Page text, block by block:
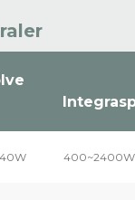
400~2400W